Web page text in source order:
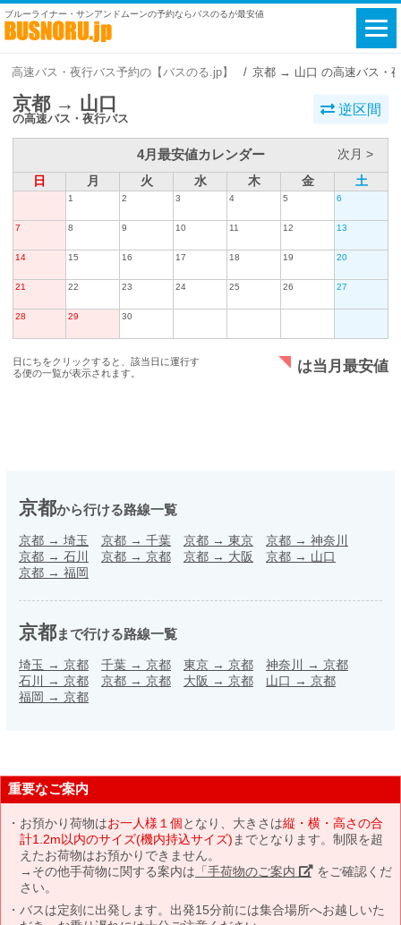
ブルーライナー・サンアンドムーンの予約ならバスのるが最安値
高速バス・夜行バス予約の【バスのる.jp】 京都 → 山口 の高速バス・
京都 → 山口
の高速バス・夜行バス
逆区間
4月最安値カレンダー
次月 >
日
月 火 水 木 金 土
1 2 3 4 5 6
7 8 9 10 11 12 13
14 15 16 17 18 19 20
21 22 23 24 25 26 27
28 29 30
日にちをクリックすると、該当日に運行す
る便の一覧が表示されます。
は当月最安値
京都から行ける路線一覧
京都 → 埼玉 京都 → 千葉 京都 → 東京 京都 → 神奈川
京都 → 石川 京都 → 京都 京都 → 大阪 京都 → 山口
京都 → 福岡
京都まで行ける路線一覧
埼玉 → 京都 千葉 → 京都 東京 → 京都 神奈川 → 京都
石川 → 京都 京都 → 京都 大阪 → 京都 山口 → 京都
福岡 → 京都
重要なご案内
お預かり荷物はお一人様１個となり、大きさは縦・横・高さの合
計1.2m以内のサイズ(機内持込サイズ) までとなります。制限を超
えたお荷物はお預かりできません。
→その他手荷物に関する案内は 「手荷物のご案内」 をご確認くだ
さい。
バスは定刻に出発します。出発15分前には集合場所へお越しいた